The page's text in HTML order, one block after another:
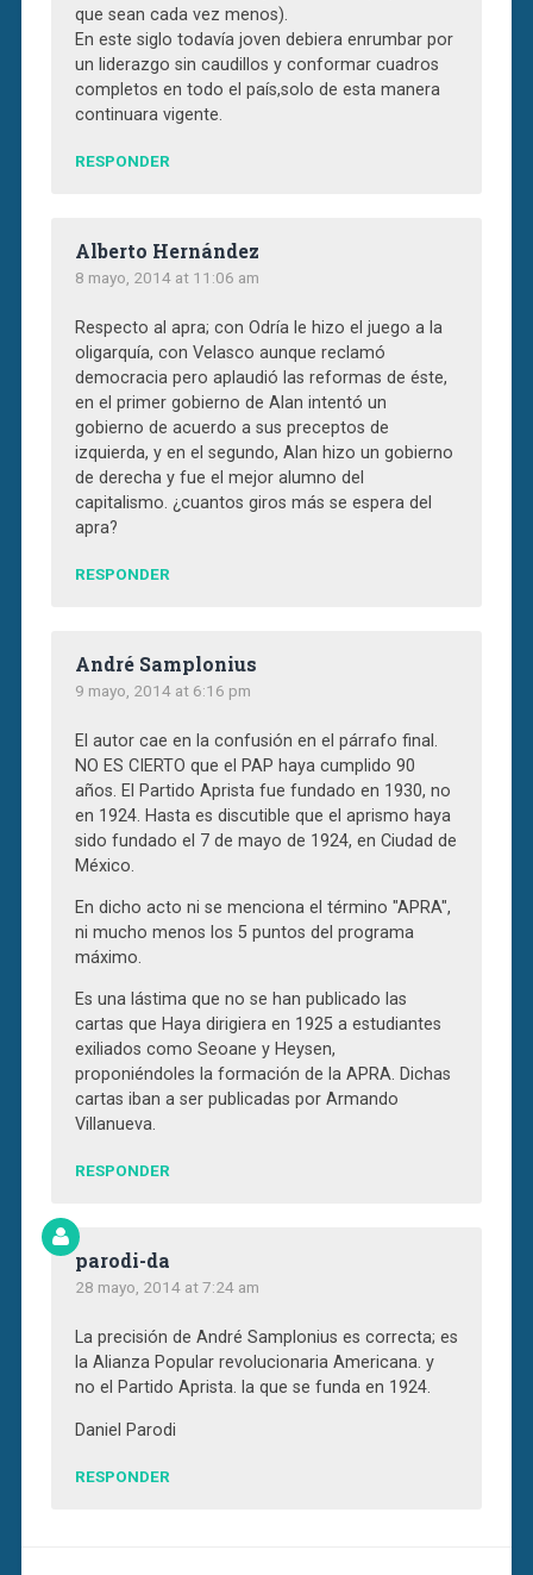
que sean cada vez menos).
En este siglo todavía joven debiera enrumbar por
un liderazgo sin caudillos y conformar cuadros
completos en todo el país,solo de esta manera
continuara vigente.
RESPONDER
Alberto Hernández
8 mayo, 2014 at 11:06 am
Respecto al apra; con Odría le hizo el juego a la
oligarquía, con Velasco aunque reclamó
democracia pero aplaudió las reformas de éste,
en el primer gobierno de Alan intentó un
gobierno de acuerdo a sus preceptos de
izquierda, y en el segundo, Alan hizo un gobierno
de derecha y fue el mejor alumno del
capitalismo. ¿cuantos giros más se espera del
apra?
RESPONDER
André Samplonius
9 mayo, 2014 at 6:16 pm
El autor cae en la confusión en el párrafo final.
NO ES CIERTO que el PAP haya cumplido 90
años. El Partido Aprista fue fundado en 1930, no
en 1924. Hasta es discutible que el aprismo haya
sido fundado el 7 de mayo de 1924, en Ciudad de
México.
En dicho acto ni se menciona el término "APRA",
ni mucho menos los 5 puntos del programa
máximo.
Es una lástima que no se han publicado las
cartas que Haya dirigiera en 1925 a estudiantes
exiliados como Seoane y Heysen,
proponiéndoles la formación de la APRA. Dichas
cartas iban a ser publicadas por Armando
Villanueva.
RESPONDER
parodi-da
28 mayo, 2014 at 7:24 am
La precisión de André Samplonius es correcta; es
la Alianza Popular revolucionaria Americana. y
no el Partido Aprista. la que se funda en 1924.
Daniel Parodi
RESPONDER